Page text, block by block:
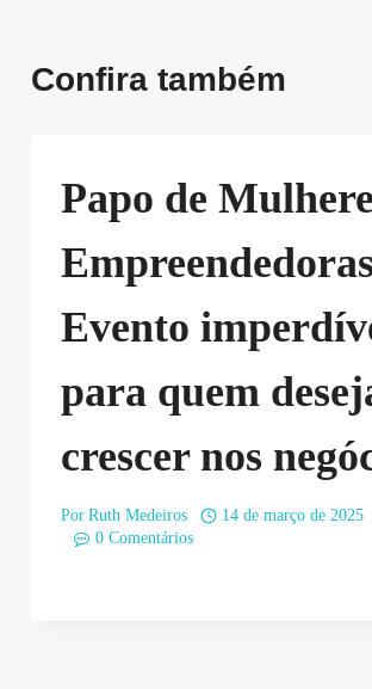
Confira também
Papo de
Evento
para quem
crescer nos
Por Ruth Medeiros
14 de março de 2025
0 Comentários